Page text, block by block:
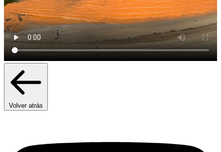
Volver atrás